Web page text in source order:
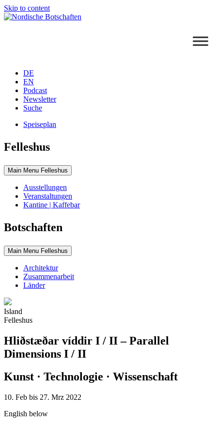
Skip to content
DE
EN
Podcast
Newsletter
Suche
Speiseplan
Felleshus
Main Menu Felleshus
Ausstellungen
Veranstaltungen
Kantine | Kaffebar
Botschaften
Main Menu Felleshus
Architektur
Zusammenarbeit
Länder
Island
Felleshus
Hliðstæðar víddir I / II – Parallel
Dimensions I / II
Kunst · Technologie · Wissenschaft
10. Feb bis 27. Mrz 2022
English below